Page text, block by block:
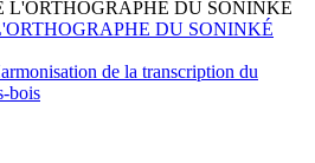
DU SONINKÉ
de la transcription du
bois